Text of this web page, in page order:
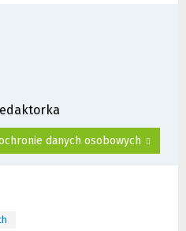
danych osobowych